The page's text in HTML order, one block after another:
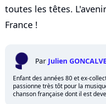
toutes les têtes.
France !
Par Julien
Enfant des années 80 et ex-
passionne très tôt pour la
chanson française dont il est